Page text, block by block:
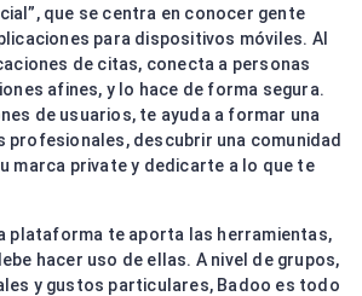
que se centra en conocer gente
para dispositivos móviles. Al
de citas, conecta a personas
afines, y lo hace de forma segura.
de usuarios, te ayuda a formar una
profesionales, descubrir una comunidad
marca private y dedicarte a lo que te
plataforma te aporta las herramientas,
hacer uso de ellas. A nivel de grupos,
y gustos particulares, Badoo es todo